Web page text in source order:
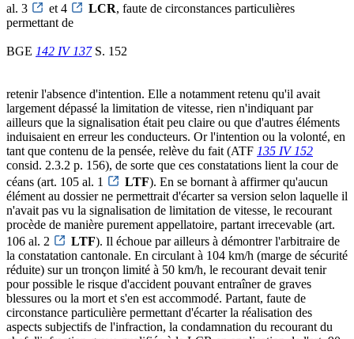
al. 3
et 4 LCR, faute de circonstances particulières
permettant de
BGE 142 IV 137S. 152
retenir l'absence d'intention. Elle a notamment retenu qu'il avait
largement dépassé la limitation de vitesse, rien n'indiquant par
ailleurs que la signalisation était peu claire ou que d'autres éléments
induisaient en erreur les conducteurs. Or l'intention ou la volonté, en
tant que contenu de la pensée, relève du fait (ATF 135 IV 152
consid. 2.3.2 p. 156), de sorte que ces constatations lient la cour de
céans (art. 105 al. 1
LTF). En se bornant à affirmer qu'aucun
élément au dossier ne permettrait d'écarter sa version selon laquelle il
n'avait pas vu la signalisation de limitation de vitesse, le recourant
procède de manière purement appellatoire, partant irrecevable (art.
106 al. 2
LTF). Il échoue par ailleurs à démontrer l'arbitraire de
la constatation cantonale. En circulant à 104 km/h (marge de sécurité
réduite) sur un tronçon limité à 50 km/h, le recourant devait tenir
pour possible le risque d'accident pouvant entraîner de graves
blessures ou la mort et s'en est accommodé. Partant, faute de
circonstance particulière permettant d'écarter la réalisation des
aspects subjectifs de l'infraction, la condamnation du recourant du